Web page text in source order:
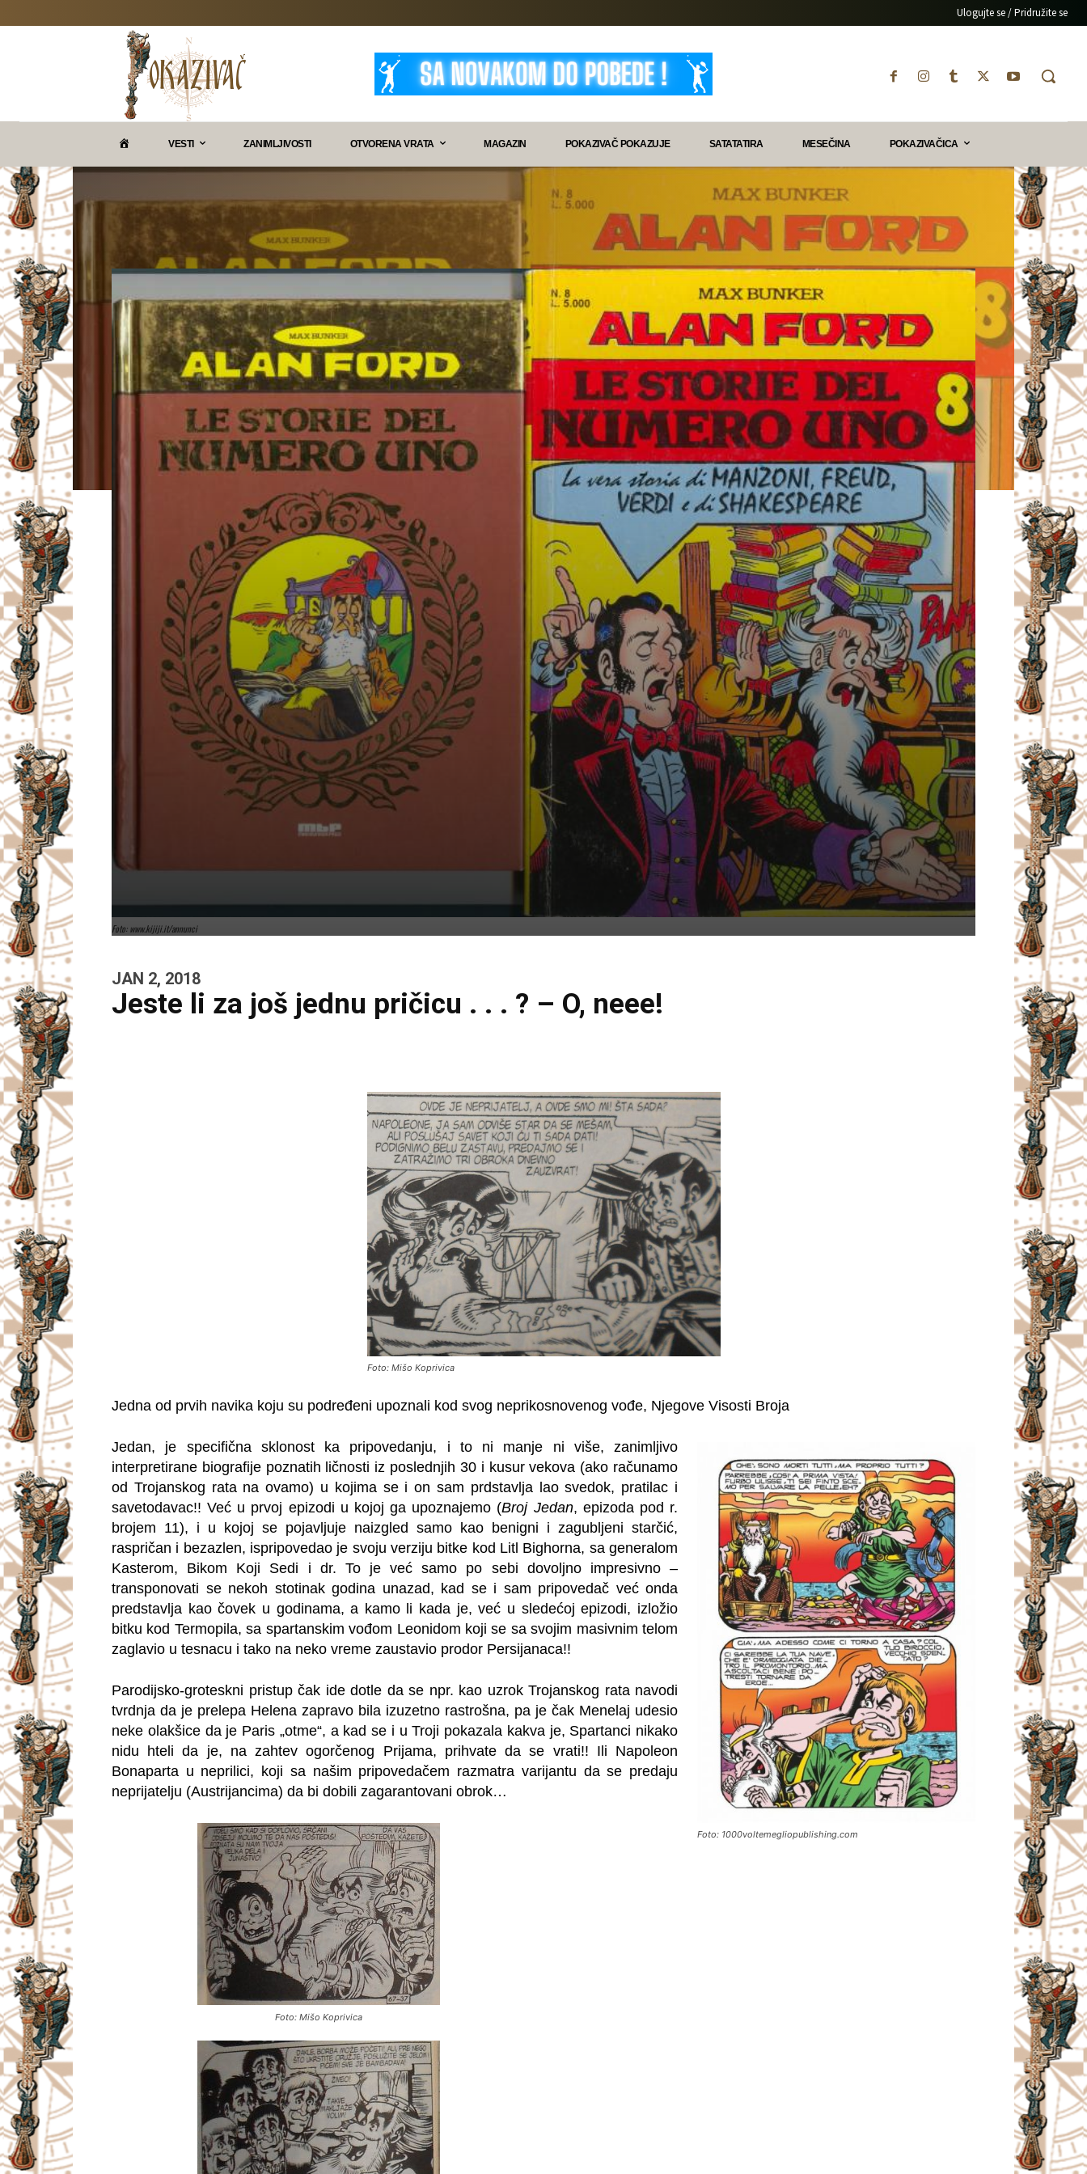
Ulogujte se / Pridružite se
A
VESTI ZANIMLJIVOSTI OTVORENA VRATA MAGAZIN POKAZIVAČ POKAZUJE SATATATIRA MESEČINA POKAZIVAČICA
Foto: www.kijiji.it/annunci
JAN 2, 2018
Jeste li za još jednu pričicu . . . ? – O, neee!
Foto: Mišo Koprivica
Jedna od prvih navika koju su podređeni upoznali kod svog neprikosnovenog vođe, Njegove Visosti Broja
Foto: 1000voltemegliopublishing.com
Jedan, je specifična sklonost ka pripovedanju, i to ni manje ni više, zanimljivo
interpretirane biografije poznatih ličnosti iz poslednjih 30 i kusur vekova (ako računamo
od Trojanskog rata na ovamo) u kojima se i on sam prdstavlja lao svedok, pratilac i
savetodavac!! Već u prvoj epizodi u kojoj ga upoznajemo (Broj Jedan, epizoda pod r.
brojem 11), i u kojoj se pojavljuje naizgled samo kao benigni i zagubljeni starčić,
raspričan i bezazlen, ispripovedao je svoju verziju bitke kod Litl Bighorna, sa generalom
Kasterom, Bikom Koji Sedi i dr. To je već samo po sebi dovoljno impresivno –
transponovati se nekoh stotinak godina unazad, kad se i sam pripovedač već onda
predstavlja kao čovek u godinama, a kamo li kada je, već u sledećoj epizodi, izložio
bitku kod Termopila, sa spartanskim vođom Leonidom koji se sa svojim masivnim telom
zaglavio u tesnacu i tako na neko vreme zaustavio prodor Persijanaca!!
Parodijsko-groteskni pristup čak ide dotle da se npr. kao uzrok Trojanskog rata navodi
tvrdnja da je prelepa Helena zapravo bila izuzetno rastrošna, pa je čak Menelaj udesio
neke olakšice da je Paris „otme“, a kad se i u Troji pokazala kakva je, Spartanci nikako
nidu hteli da je, na zahtev ogorčenog Prijama, prihvate da se vrati!! Ili Napoleon
Bonaparta u neprilici, koji sa našim pripovedačem razmatra varijantu da se predaju
neprijatelju (Austrijancima) da bi dobili zagarantovani obrok…
Foto: Mišo Koprivica